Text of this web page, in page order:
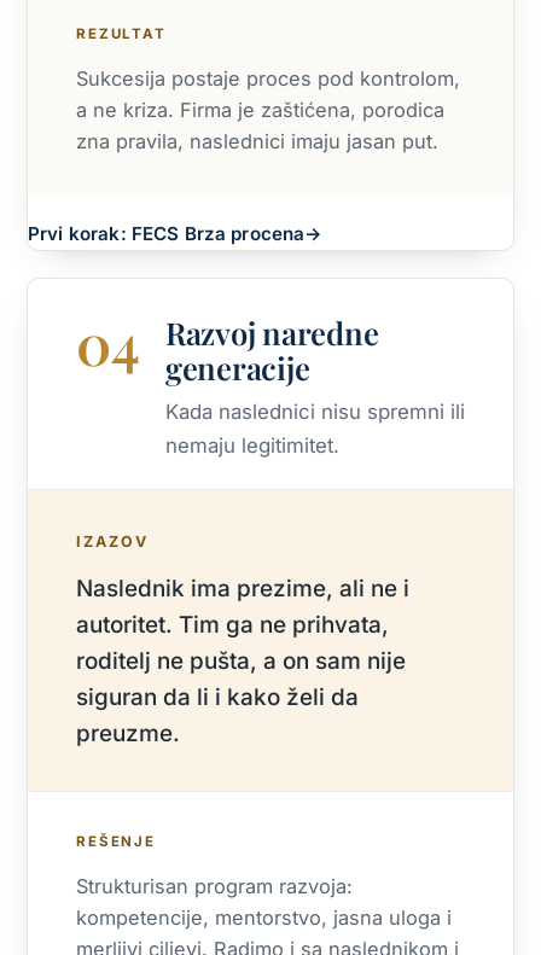
REZULTAT
Sukcesija postaje proces pod kontrolom,
a ne kriza. Firma je zaštićena, porodica
zna pravila, naslednici imaju jasan put.
Prvi korak: FECS Brza procena→
04
Razvoj naredne
generacije
Kada naslednici nisu spremni ili
nemaju legitimitet.
IZAZOV
Naslednik ima prezime, ali ne i
autoritet. Tim ga ne prihvata,
roditelj ne pušta, a on sam nije
siguran da li i kako želi da
preuzme.
REŠENJE
Strukturisan program razvoja:
kompetencije, mentorstvo, jasna uloga i
merljivi ciljevi. Radimo i sa naslednikom i